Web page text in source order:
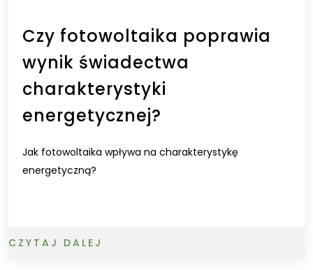
Czy fotowoltaika poprawia
wynik świadectwa
charakterystyki
energetycznej?
Jak fotowoltaika wpływa na charakterystykę
energetyczną?
CZYTAJ DALEJ